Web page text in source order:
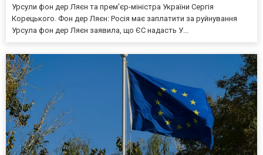
Урсули фон дер Ляєн та прем'єр-міністра України Сергія
Корецького. Фон дер Ляєн: Росія має заплатити за руйнування
Урсула фон дер Ляєн заявила, що ЄС надасть У...